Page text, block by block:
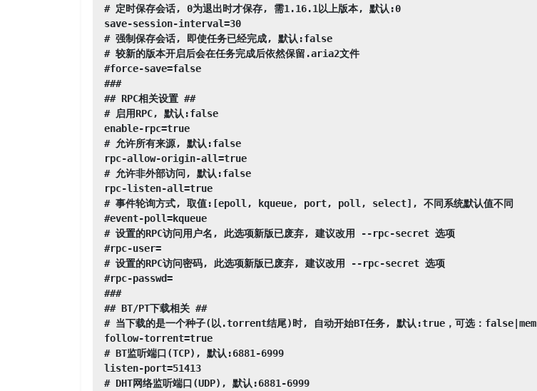
# 定时保存会话, 0为退出时才保存, 需1.16.1以上版本, 默认:0
save-session-interval=30
# 强制保存会话, 即使任务已经完成, 默认:false
# 较新的版本开启后会在任务完成后依然保留.aria2文件
#force-save=false
###
## RPC相关设置 ##
# 启用RPC, 默认:false
enable-rpc=true
# 允许所有来源, 默认:false
rpc-allow-origin-all=true
# 允许非外部访问, 默认:false
rpc-listen-all=true
# 事件轮询方式, 取值:[epoll, kqueue, port, poll, select], 不同系统默认值不同
#event-poll=kqueue
# 设置的RPC访问用户名, 此选项新版已废弃, 建议改用 --rpc-secret 选项
#rpc-user=
# 设置的RPC访问密码, 此选项新版已废弃, 建议改用 --rpc-secret 选项
#rpc-passwd=
###
## BT/PT下载相关 ##
# 当下载的是一个种子(以.torrent结尾)时, 自动开始BT任务, 默认:true，可选：false|mem
follow-torrent=true
# BT监听端口(TCP), 默认:6881-6999
listen-port=51413
# DHT网络监听端口(UDP), 默认:6881-6999